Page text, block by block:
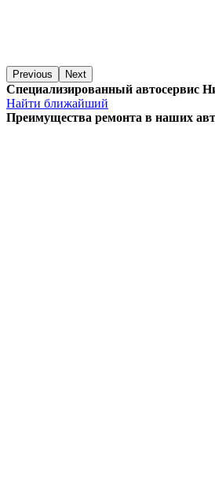
Previous Next
Специализированный автосервис
Найти ближайший
Преимущества ремонта в наших